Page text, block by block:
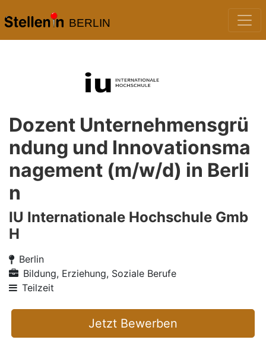
BERLIN
Dozent Unternehmensgrü
ndung und Innovationsma
nagement (m/w/d) in Berli
n
IU Internationale Hochschule Gmb
H
Berlin
Bildung, Erziehung, Soziale Berufe
Teilzeit
Jetzt Bewerben